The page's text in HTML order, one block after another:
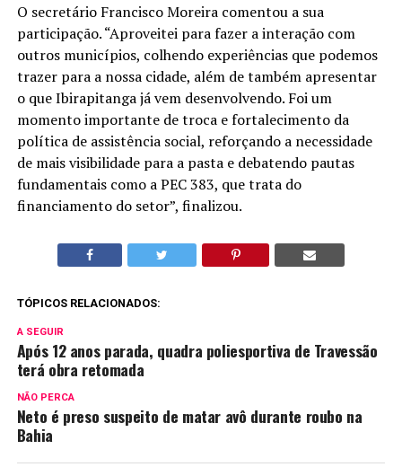
O secretário Francisco Moreira comentou a sua
participação. “Aproveitei para fazer a interação com
outros municípios, colhendo experiências que podemos
trazer para a nossa cidade, além de também apresentar
o que Ibirapitanga já vem desenvolvendo. Foi um
momento importante de troca e fortalecimento da
política de assistência social, reforçando a necessidade
de mais visibilidade para a pasta e debatendo pautas
fundamentais como a PEC 383, que trata do
financiamento do setor”, finalizou.
TÓPICOS RELACIONADOS:
A SEGUIR
Após 12 anos parada, quadra poliesportiva de Travessão
terá obra retomada
NÃO PERCA
Neto é preso suspeito de matar avô durante roubo na
Bahia